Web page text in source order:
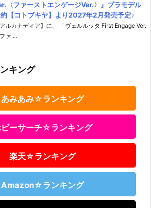
〈ファーストエンゲージVer.〉』プラモデル
【コトブキヤ】より2027年2月発売予定♪
アルカナディア】に、 「ヴェルルッタ First Engage Ver.
ファ ...
キング
あみあみ☆ランキング
ーサーチ☆ランキング
楽天☆ランキング
Amazon☆ランキング